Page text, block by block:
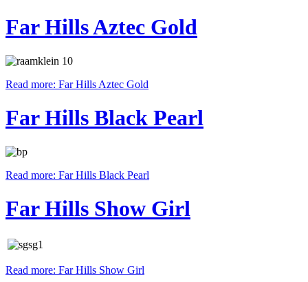
Far Hills Aztec Gold
Read more: Far Hills Aztec Gold
Far Hills Black Pearl
Read more: Far Hills Black Pearl
Far Hills Show Girl
Read more: Far Hills Show Girl